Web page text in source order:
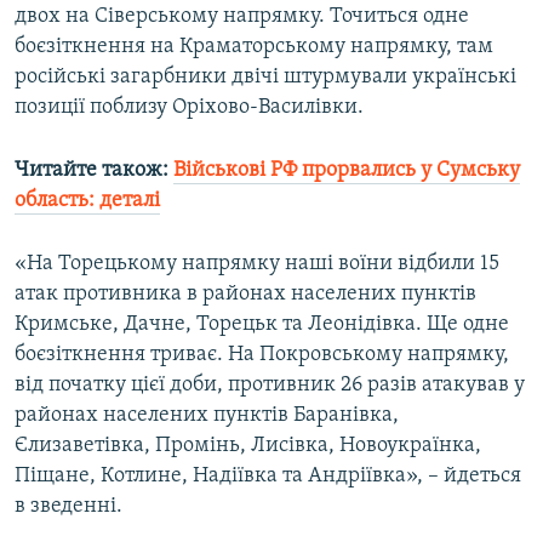
двох на Сіверському напрямку. Точиться одне
боєзіткнення на Краматорському напрямку, там
російські загарбники двічі штурмували українські
позиції поблизу Оріхово-Василівки.
Читайте також: Військові РФ прорвались у Сумську
область: деталі
«На Торецькому напрямку наші воїни відбили 15
атак противника в районах населених пунктів
Кримське, Дачне, Торецьк та Леонідівка. Ще одне
боєзіткнення триває. На Покровському напрямку,
від початку цієї доби, противник 26 разів атакував у
районах населених пунктів Баранівка,
Єлизаветівка, Промінь, Лисівка, Новоукраїнка,
Піщане, Котлине, Надіївка та Андріївка», – йдеться
в зведенні.